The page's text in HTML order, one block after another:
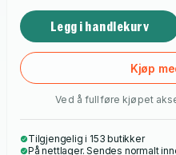
Legg i handlekurv
Kjøp
Ved å fullføre kjøpet
Tilgjengelig i 153 butikker
På nettlager. Sendes normalt